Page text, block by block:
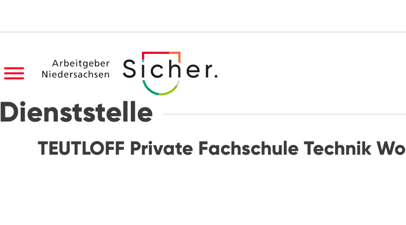
TEUTLOFF Private Fachschule Technik Wo